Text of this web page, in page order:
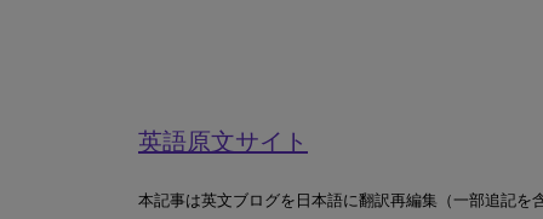
英語原文サイト
本記事は英文ブログを日本語に翻訳再編集（一部追記